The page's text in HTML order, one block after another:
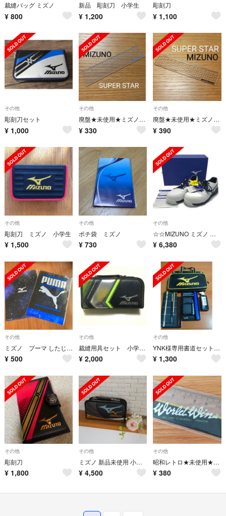
裁縫バッグ ミズノ
¥ 800
新品 彫刻刀 小学生
¥ 1,200
彫刻刀
¥ 1,100
その他
彫刻刀セット
¥ 1,000
その他
廃盤★未使用★ミズノSUPER STAR 15cm定規〈水色〉
¥ 330
その他
廃盤★未使用★ミズノSUPER STAR 15cm定規〈黒〉
¥ 390
その他
彫刻刀 ミズノ 小学生
¥ 1,500
その他
ポチ袋 ミズノ
¥ 730
その他
☆☆MIZUNO ミズノ 《 ALMIGHTY プロスニーカー 》安全靴 / ホワイトネイビー / 26.5cm / LS2 11L / F1GA210001
¥ 6,380
その他
ミズノ プーマ したじき 2枚 新品
¥ 500
その他
裁縫用具セット 小学校家庭科必須❗️新品
¥ 2,000
その他
YNK様専用書道セット 男の子用
¥ 1,300
その他
彫刻刀
¥ 1,800
その他
ミズノ 新品未使用 小学校裁縫セット
¥ 4,500
その他
昭和レトロ★未使用★ミズノ×ペンテル15cm定規
¥ 380